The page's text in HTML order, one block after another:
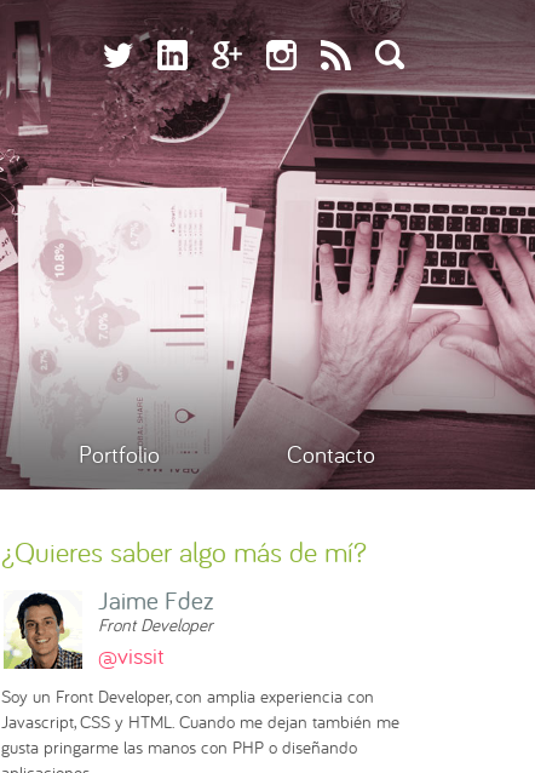
Portfolio Contacto
¿Quieres saber algo más de mí?
Jaime Fdez
Front Developer
@vissit
Soy un Front Developer, con amplia experiencia con
Javascript, CSS y HTML. Cuando me dejan también me
gusta pringarme las manos con PHP o diseñando